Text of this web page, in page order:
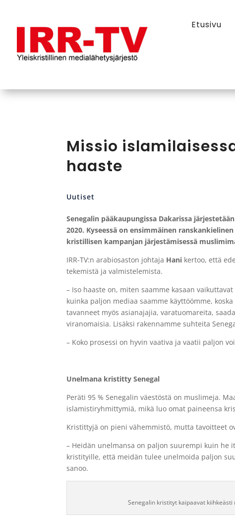
Etusivu
Missio
haaste
Uutiset
Senegalin pääkaupungissa Dakarissa
2020. Kyseessä on ensimmäinen
kristillisen kampanjan järjestämisessä
IRR-TV:n arabiosaston johtaja Hani kertoo, että
tekemistä ja valmistelemista.
– Iso haaste on, miten saamme kasaan
kuinka paljon mediaa saamme käyttöömme,
tavanneet myös asianajajia, varatuomareita,
viranomaisia. Lisäksi rakennamme suhteita
– Koko prosessi on hyvin vaativa ja vaatii paljon
Unelmana kristitty Senegal
Peräti 95 % Senegalin väestöstä on muslimeja.
islamistiryhmittymiä, mikä luo omat paineensa
Kristittyjä on pieni vähemmistö, mutta tavoitteet
– Heidän unelmansa on paljon suurempi kuin he
kristityille, että meidän tulee unelmoida paljon
sanoo.
Senegalin kristityt kaipaavat